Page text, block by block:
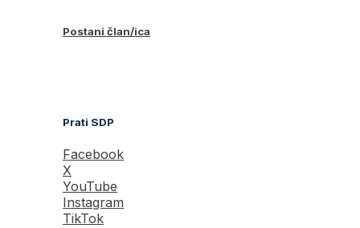
Postani član/ica
Prati SDP
Facebook
X
YouTube
Instagram
TikTok